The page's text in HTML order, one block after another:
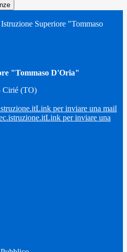
Superiore "Tommaso
"Tommaso D'Oria"
Cirié (TO)
Link per inviare una mail
Link per inviare una